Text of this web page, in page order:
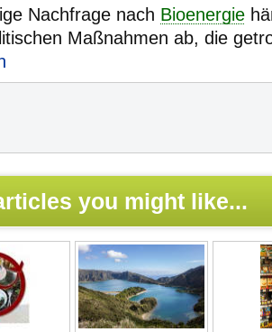
Nachfrage nach Bioenergie
Maßnahmen ab, die
you might like...